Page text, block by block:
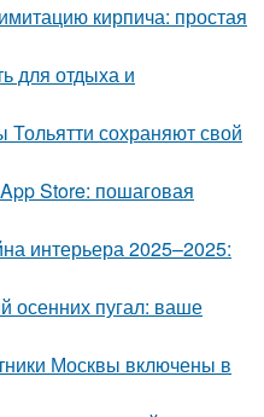
кирпича: простая
для отдыха и
Тольятти сохраняют свой
Store: пошаговая
интерьера 2025–2025:
осенних пугал: ваше
Москвы включены в